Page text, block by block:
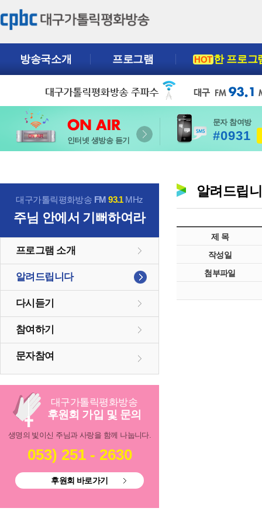
방송국소개 프로그램 HOT한 프로그
인터넷 생방송 듣기
문자 참여방
#0931
대구가톨릭평화방송 FM93.1MHz
주님 안에서 기뻐하여라
프로그램 소개
알려드립니다
다시듣기
참여하기
문자참여
대구가톨릭평화방송
후원회 가입 및 문의
생명의 빛이신 주님과 사랑을 함께 나눕니다.
053) 251 - 2630
후원회 바로가기
알려드립
제 목
작성일
첨부파일